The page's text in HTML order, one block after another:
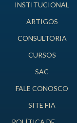
INSTITUCIONAL
ARTIGOS
CONSULTORIA
CURSOS
SAC
FALE CONOSCO
SITE FIA